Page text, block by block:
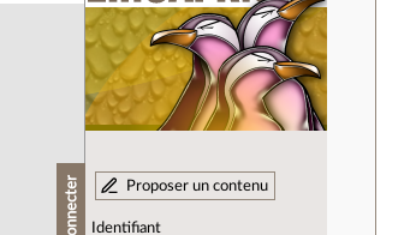
Proposer un contenu
Identifiant